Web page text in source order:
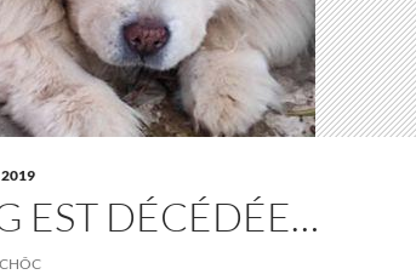
2019
EST DÉCÉDÉE…
CHÔC